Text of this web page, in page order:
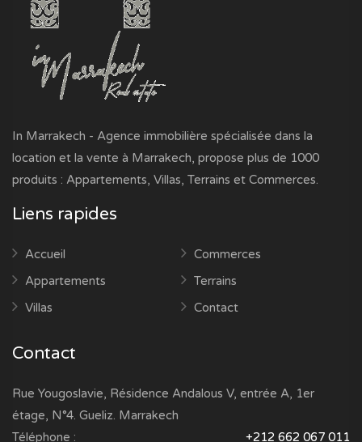
In Marrakech - Agence immobilière spécialisée dans la
location et la vente à Marrakech, propose plus de 1000
produits : Appartements, Villas, Terrains et Commerces.
Liens rapides
Accueil
Appartements
Villas
Commerces
Terrains
Contact
Contact
Rue Yougoslavie, Résidence Andalous V, entrée A, 1er
étage, N°4. Gueliz. Marrakech
Téléphone :
+212 662 067 011